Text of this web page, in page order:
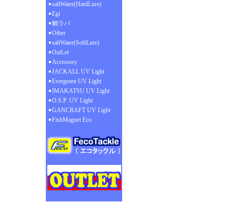
saltWater(HardLure)
Egi
鯛ラバ
Other
saltWater(SoftLure)
OutLet
Accessory
JACKALL UV Light
Evergreen UV Light
IMAKATSU UV Light
O.S.P. UV Light
GANCRAFT UV Light
FishMagnet Eco